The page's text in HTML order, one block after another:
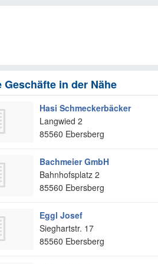
in der Nähe
Hasi Schmeckerbäcker
Langwied 2
85560 Ebersberg
Bachmeier GmbH
Bahnhofsplatz 2
85560 Ebersberg
Eggl Josef
Sieghartstr. 17
85560 Ebersberg